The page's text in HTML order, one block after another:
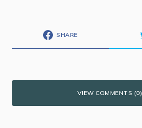
SHARE
VIEW COMMENTS (0)